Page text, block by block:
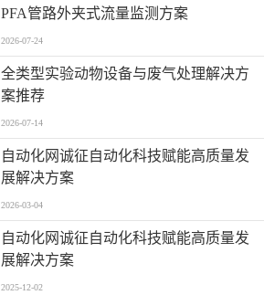
PFA管路外夹式流量监测方案
2026-07-24
全类型实验动物设备与废气处理解决方
案推荐
2026-07-14
自动化网诚征自动化科技赋能高质量发
展解决方案
2026-03-04
自动化网诚征自动化科技赋能高质量发
展解决方案
2025-12-02